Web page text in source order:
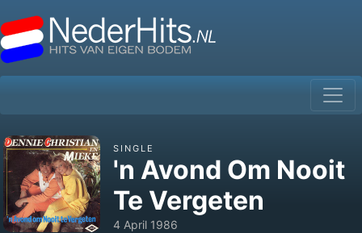
SINGLE
'n Avond Om Nooit
Te Vergeten
4 April 1986